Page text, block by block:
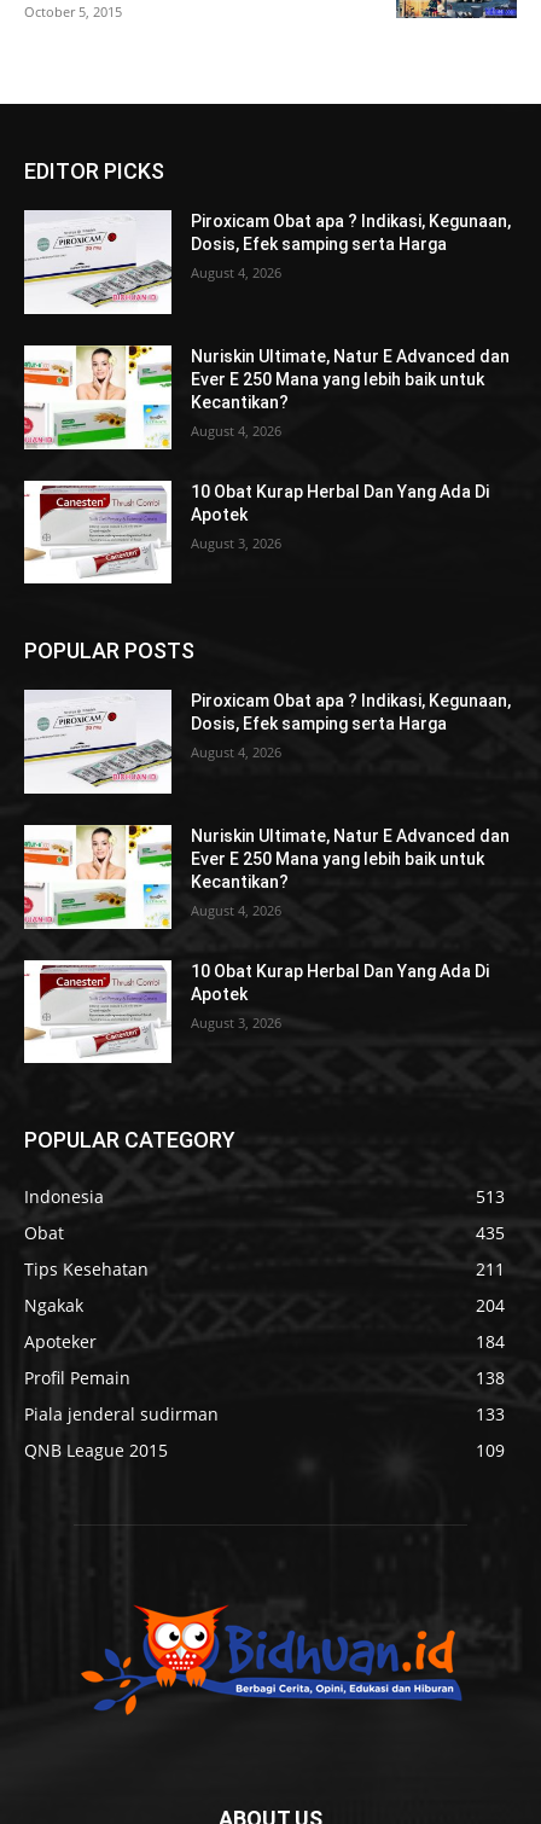
October 5, 2015
EDITOR PICKS
Piroxicam Obat apa ? Indikasi, Kegunaan,
Dosis, Efek samping serta Harga
August 4, 2026
Nuriskin Ultimate, Natur E Advanced dan
Ever E 250 Mana yang lebih baik untuk
Kecantikan?
August 4, 2026
10 Obat Kurap Herbal Dan Yang Ada Di
Apotek
August 3, 2026
POPULAR POSTS
Piroxicam Obat apa ? Indikasi, Kegunaan,
Dosis, Efek samping serta Harga
August 4, 2026
Nuriskin Ultimate, Natur E Advanced dan
Ever E 250 Mana yang lebih baik untuk
Kecantikan?
August 4, 2026
10 Obat Kurap Herbal Dan Yang Ada Di
Apotek
August 3, 2026
POPULAR CATEGORY
Indonesia
513
Obat
435
Tips Kesehatan
211
Ngakak
204
Apoteker
184
Profil Pemain
138
Piala jenderal sudirman
133
QNB League 2015
109